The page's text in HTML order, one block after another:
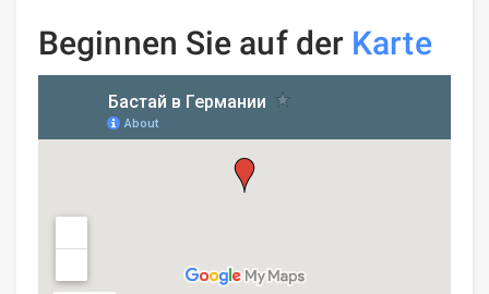
Beginnen Sie auf der Karte